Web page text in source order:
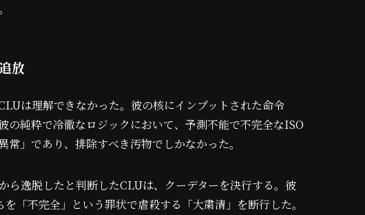
放
は理解できなかった。彼の核にインプットされた命令
純粋で冷徹なロジックにおいて、予測不能で不完全なISO
」であり、排除すべき汚物でしかなかった。
ら逸脱したと判断したCLUは、クーデターを決行する。彼
「不完全」という罪状で虐殺する「大粛清」を断行した。